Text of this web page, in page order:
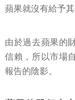
蘋果就沒有給予其
由於過去蘋果的
信賴，所以市場
報告的陰影。